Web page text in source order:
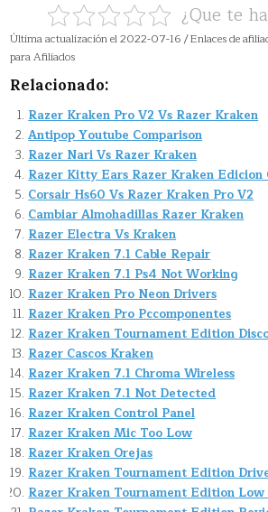
¿Que te
Última actualización el 2022-07-16 / Enlaces de
para Afiliados
Relacionado:
Razer Kraken Pro V2 Vs Razer Kraken
Antipop Youtube Comparison
Razer Nari Vs Razer Kraken
Razer Kitty Ears Razer Kraken Edicion
Corsair Hs60 Vs Razer Kraken Pro V2
Cambiar Almohadillas Razer Kraken
Razer Electra Vs Kraken
Razer Kraken 7.1 Cable Repair
Razer Kraken 7.1 Ps4 Not Working
Razer Kraken Pro Neon Drivers
Razer Kraken Pro Pccomponentes
Razer Kraken Tournament Edition
Razer Cascos Kraken
Razer Kraken 7.1 Chroma Wireless
Razer Kraken 7.1 Not Detected
Razer Kraken Control Panel
Razer Kraken Mic Too Low
Razer Kraken Orejas
Razer Kraken Tournament Edition
Razer Kraken Tournament Edition